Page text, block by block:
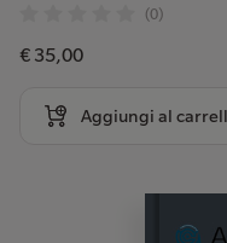
(0)
€ 35,00
Aggiungi al